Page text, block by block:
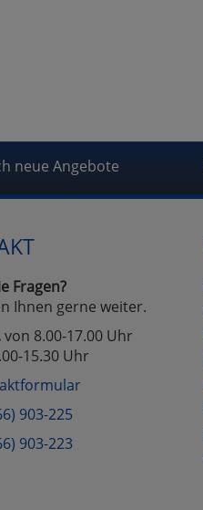
neue Angebote
Fragen?
Ihnen gerne weiter.
von 8.00-17.00 Uhr
15.30 Uhr
903-225
903-223